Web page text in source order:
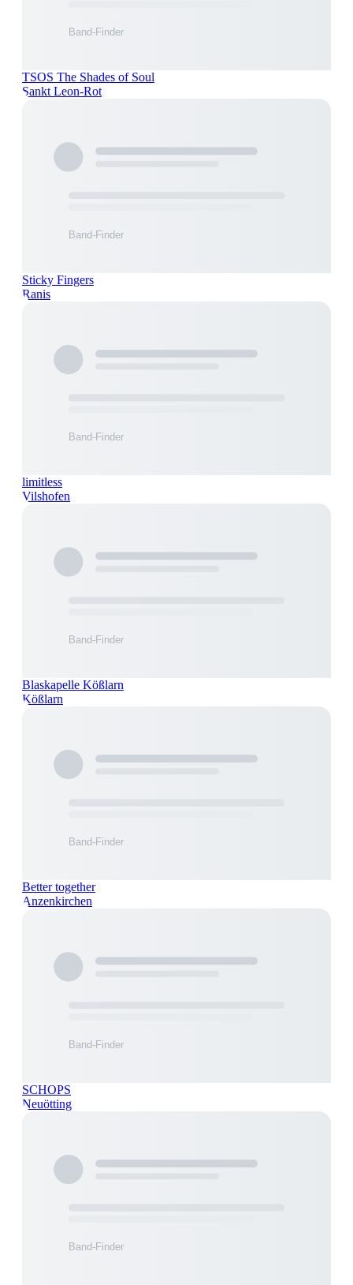
TSOS The Shades of Soul
Sankt Leon-Rot
Sticky Fingers
Ranis
limitless
Vilshofen
Blaskapelle Kößlarn
Kößlarn
Better together
Anzenkirchen
SCHOPS
Neuötting